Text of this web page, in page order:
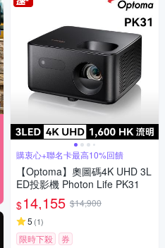
購衷心+聯名卡最高10%回饋
【Optoma】奧圖碼4K UHD 3L
ED投影機 Photon Life PK31
$14,155 $14,900
5 (1)
限時下殺 券